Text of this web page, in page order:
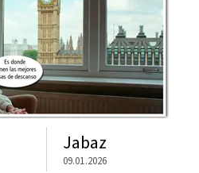
Jabaz
09.01.2026